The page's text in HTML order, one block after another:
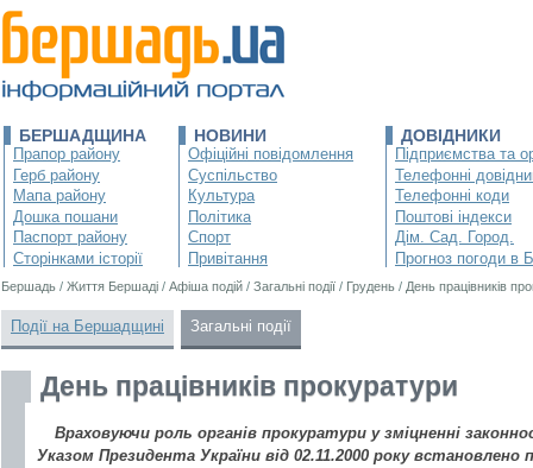
БЕРШАДЩИНА
Прапор району
Герб району
Мапа району
Дошка пошани
Паспорт району
Сторінками історії
НОВИНИ
Офіційні повідомлення
Суспільство
Культура
Політика
Спорт
Привітання
ДОВІДНИКИ
Підприємства та
Телефонні
Телефонні коди
Поштові індекси
Дім. Сад. Город.
Прогноз погоди в
Бершадь / Життя Бершаді / Афіша подій / Загальні події / Грудень / День працівників
Події на Бершадщині Загальні події
День працівників прокуратури
Враховуючи роль органів прокуратури у зміцненні
Указом Президента України від 02.11.2000 року встановлено